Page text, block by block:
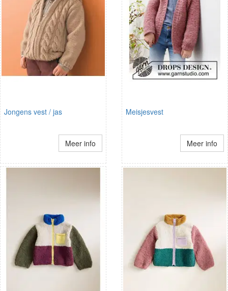
Jongens vest / jas
Meer info
Meisjesvest
Meer info